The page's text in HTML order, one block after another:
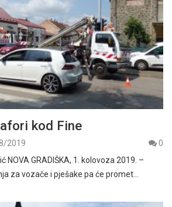
kod Fine
2019
0
NOVA GRADIŠKA, 1. kolovoza 2019. –
za vozače i pješake pa će promet…